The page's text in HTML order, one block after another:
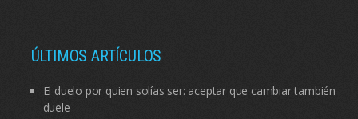
ÚLTIMOS ARTÍCULOS
El duelo por quien solías ser: aceptar que cambiar también
duele